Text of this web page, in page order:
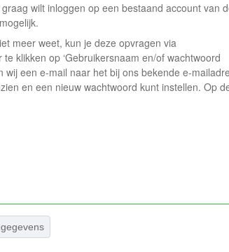
wilt inloggen op een bestaand account van
meer weet, kun je deze opvragen via
te klikken op ‘Gebruikersnaam en/of wachtwoord
wij een e-mail naar het bij ons bekende e-
en een nieuw wachtwoord kunt instellen. Op